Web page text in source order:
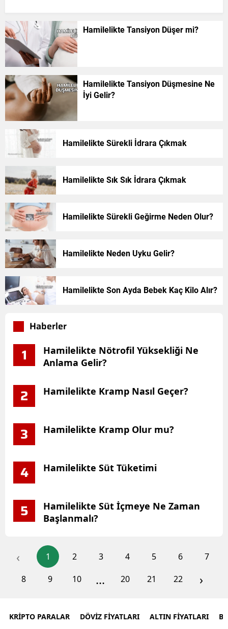
Hamilelikte Tansiyon Düşer mi?
Hamilelikte Tansiyon Düşmesine Ne
İyi Gelir?
Hamilelikte Sürekli İdrara Çıkmak
Hamilelikte Sık Sık İdrara Çıkmak
Hamilelikte Sürekli Geğirme Neden Olur?
Hamilelikte Neden Uyku Gelir?
Hamilelikte Son Ayda Bebek Kaç Kilo Alır?
Haberler
1
Hamilelikte Nötrofil Yüksekliği Ne
Anlama Gelir?
2 Hamilelikte Kramp Nasıl Geçer?
3 Hamilelikte Kramp Olur mu?
4 Hamilelikte Süt Tüketimi
5
Hamilelikte Süt İçmeye Ne Zaman
Başlanmalı?
‹ 1 2 3 4 5 6
7
8
9 10 ... 20 21 22 ›
KRİPTO PARALAR DÖVİZ FİYATLARI ALTIN FİYATLARI